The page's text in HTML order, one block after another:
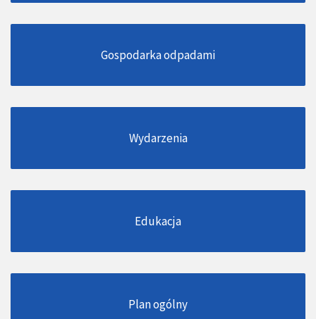
Gospodarka odpadami
Wydarzenia
Edukacja
Plan ogólny